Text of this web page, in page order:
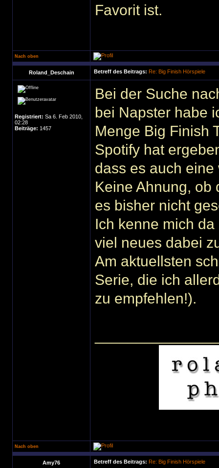
Favorit ist.
Nach oben
Roland_Deschain Betreff des Beitrags: Re: Big Finish Hörspiele
Registriert: Sa 6. Feb 2010,
02:28
Beiträge: 1457
Bei der Suche
bei Napster habe
Menge Big Finish
Spotify hat
dass es auch
Keine Ahnung, ob
es bisher nicht
Ich kenne mich
viel neues dabei
Am aktuellsten
Serie, die ich
zu empfehlen!).
Nach oben
Amy76 Betreff des Beitrags: Re: Big Finish Hörspiele